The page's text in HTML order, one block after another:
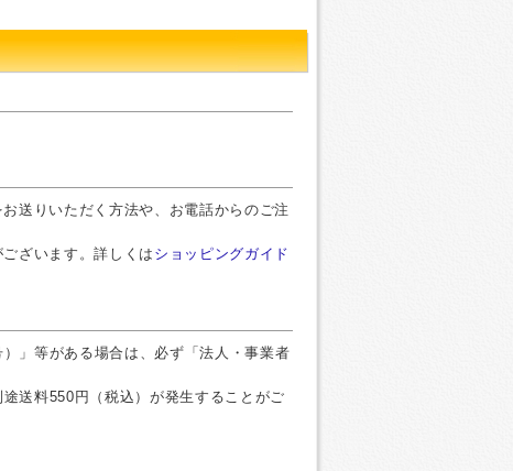
送りいただく方法や、お電話からのご注
ざいます。詳しくは ショッピングガイド
」等がある場合は、必ず「法人・事業者
送料550円（税込）が発生することがご